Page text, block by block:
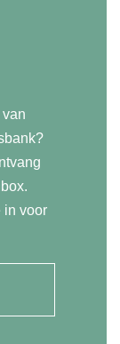
in voor